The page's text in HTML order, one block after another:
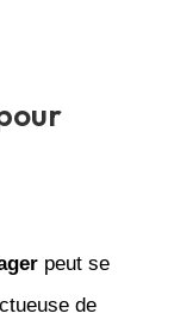
peut se
de